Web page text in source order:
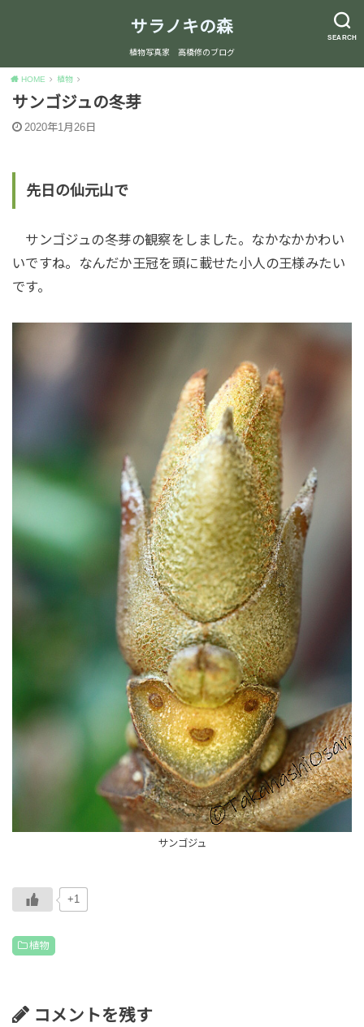
SEARCH
サラノキの森
植物写真家 高橋修のブログ
HOME 植物
サンゴジュの冬芽
2020年1月26日
先日の仙元山で
サンゴジュの冬芽の観察をしました。なかなかかわい
いですね。なんだか王冠を頭に載せた小人の王様みたい
です。
サンゴジュ
+1
植物
コメントを残す